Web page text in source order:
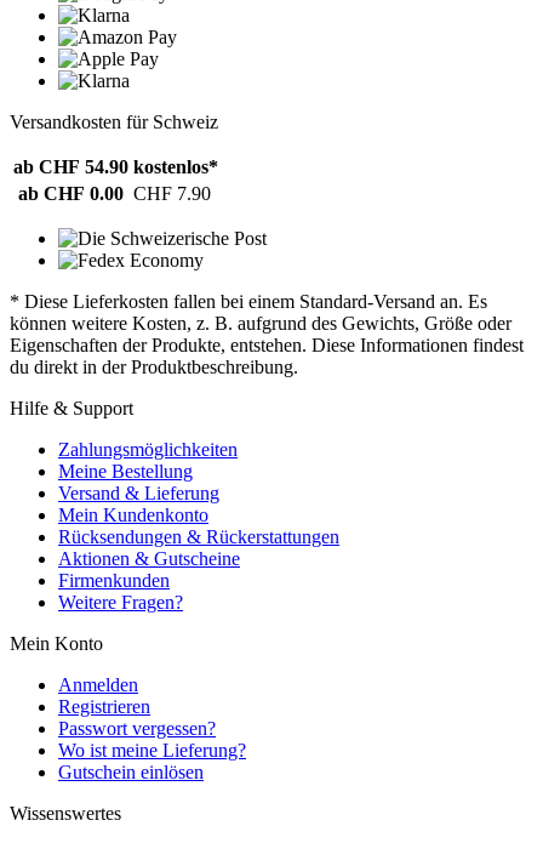
Versandkosten für Schweiz
ab CHF 54.90 kostenlos*
ab CHF 0.00 CHF 7.90
* Diese Lieferkosten fallen bei einem Standard-Versand an. Es
können weitere Kosten, z. B. aufgrund des Gewichts, Größe oder
Eigenschaften der Produkte, entstehen. Diese Informationen findest
du direkt in der Produktbeschreibung.
Hilfe & Support
Zahlungsmöglichkeiten
Meine Bestellung
Versand & Lieferung
Mein Kundenkonto
Rücksendungen & Rückerstattungen
Aktionen & Gutscheine
Firmenkunden
Weitere Fragen?
Mein Konto
Anmelden
Registrieren
Passwort vergessen?
Wo ist meine Lieferung?
Gutschein einlösen
Wissenswertes